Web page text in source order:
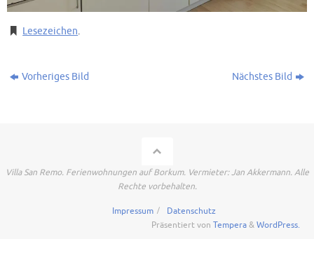
Lesezeichen.
Vorheriges Bild Nächstes Bild
Villa San Remo. Ferienwohnungen auf Borkum. Vermieter: Jan Akkermann. Alle
Rechte vorbehalten.
Impressum
Datenschutz
Präsentiert von Tempera&WordPress.